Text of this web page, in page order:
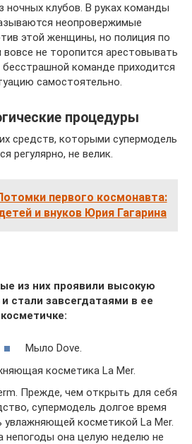
ночных клубов. В руках команды
неопровержимые
этой женщины, но полиция по
не торопится арестовывать
бесстрашной команде приходится
самостоятельно.
процедуры
средств, которыми супермодель
регулярно, не велик.
первого космонавта:
и внуков Юрия Гагарина
из них проявили высокую
стали завсегдатаями в ее
косметичке:
Мыло Dove.
косметика La Mer.
Прежде, чем открыть для себя
супермодель долгое время
увлажняющей косметикой La Mer.
непогоды она целую неделю не